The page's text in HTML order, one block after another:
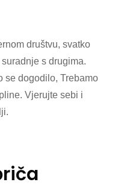
društvu, svatko
s drugima.
se dogodilo, Trebamo
Vjerujte sebi i